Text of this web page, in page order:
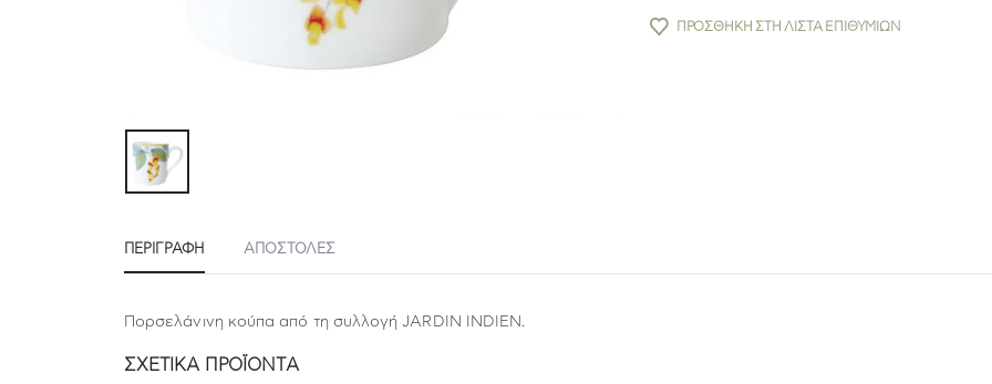
ΠΡΟΣΘΉΚΗ ΣΤΗ ΛΊΣΤΑ ΕΠΙΘΥΜΙΏΝ
ΠΕΡΙΓΡΑΦΉ ΑΠΟΣΤΟΛΕΣ
Πορσελάνινη κούπα από τη συλλογή JARDIN INDIEN.
ΣΧΕΤΙΚΆ ΠΡΟΪΌΝΤΑ